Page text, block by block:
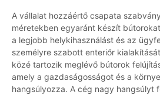
A vállalat hozzáértő csapata
méretekben egyaránt készít
a legjobb helykihasználást és az
személyre szabott enteriőr
közé tartozik meglévő bútorok
amely a gazdaságosságot és a
hangsúlyozza. A cég nagy hangsúlyt